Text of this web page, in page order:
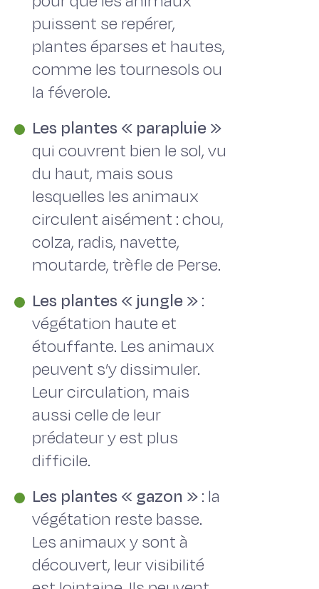
puissent se repérer,
plantes éparses et hautes,
comme les tournesols ou
la féverole.
Les plantes « parapluie »
qui couvrent bien le sol, vu
du haut, mais sous
lesquelles les animaux
circulent aisément : chou,
colza, radis, navette,
moutarde, trèfle de Perse.
Les plantes « jungle »:
végétation haute et
étouffante. Les animaux
peuvent s’y dissimuler.
Leur circulation, mais
aussi celle de leur
prédateur y est plus
difficile.
Les plantes « gazon »: la
végétation reste basse.
Les animaux y sont à
découvert, leur visibilité